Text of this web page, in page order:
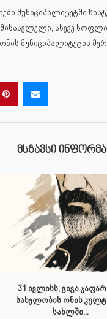
მუნიციპალიტეტში
ასევე სოფლის
მუნიციპალიტეტის
ᲛᲡᲒᲐᲕᲡᲘ
31 ივლისს, გიგა
სახელობის ონის
სახლში...